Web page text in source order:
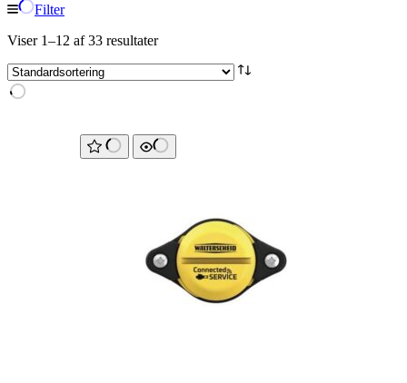
Filter
Viser 1–12 af 33 resultater